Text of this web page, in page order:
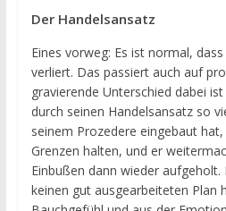
Der Handelsansatz
Eines vorweg: Es ist normal,
verliert. Das passiert auch auf
gravierende Unterschied dabei
durch seinen Handelsansatz so
seinem Prozedere eingebaut
Grenzen halten, und er
Einbußen dann wieder aufgeholt.
keinen gut ausgearbeiteten Plan